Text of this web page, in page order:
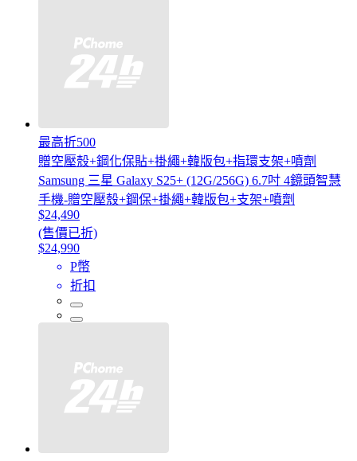
最高折500
贈空壓殼+鋼化保貼+掛繩+韓版包+指環支架+噴劑
Samsung 三星 Galaxy S25+ (12G/256G) 6.7吋 4鏡頭智慧
手機-贈空壓殼+鋼保+掛繩+韓版包+支架+噴劑
$24,490
(售價已折)
$24,990
P幣
折扣